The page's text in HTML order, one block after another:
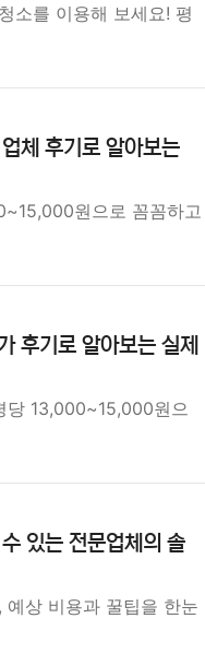
소를 이용해 보세요! 평
체 후기로 알아보는
원으로 꼼꼼하고
후기로 알아보는 실제
당 13,000~15,000원으
있는 전문업체의 솔
상 비용과 꿀팁을 한눈